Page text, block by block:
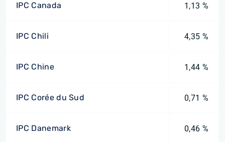
IPC Canada 1,13 %
IPC Chili 4,35 %
IPC Chine 1,44 %
IPC Corée du Sud 0,71 %
IPC Danemark 0,46 %